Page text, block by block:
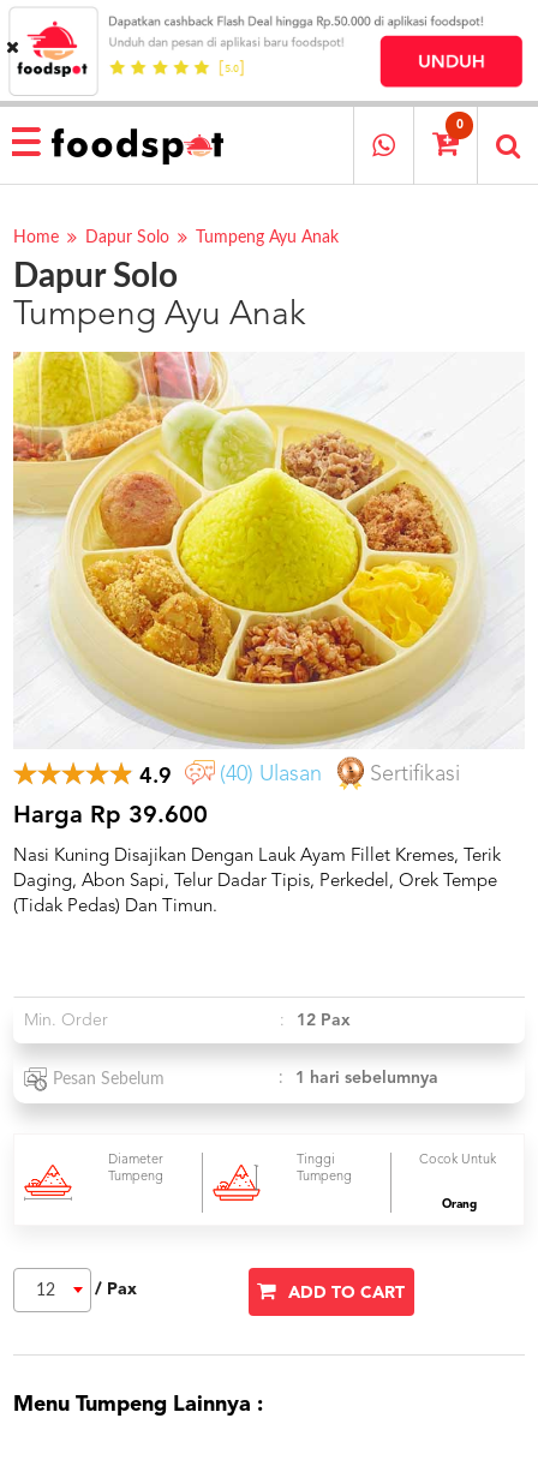
HOME
MENU
RESTAURANT
PESAN
OUR
COMPANY
KATA
KATALOG
LOYALTY
PROGRAM
ABOUT
CATERERS
BLOG
TERMS
CONDITIONS
CENTER
021
3494
LOGIN
DAFTAR
0
Home Dapur Solo Tumpeng Ayu Anak
Dapur Solo
Tumpeng Ayu Anak
4.9 (40) Ulasan Sertifikasi
Harga Rp 39.600
Nasi Kuning Disajikan Dengan Lauk Ayam Fillet Kremes, Terik
Daging, Abon Sapi, Telur Dadar Tipis, Perkedel, Orek Tempe
(Tidak Pedas) Dan Timun.
Min. Order : 12 Pax
Pesan Sebelum : 1 hari sebelumnya
Diameter
Tumpeng
Tinggi
Tumpeng
Cocok Untuk
Orang
12 / Pax ADD TO CART
Menu Tumpeng Lainnya :